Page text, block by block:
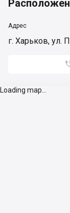
Адрес
г. Харьков, ул.
Loading map...